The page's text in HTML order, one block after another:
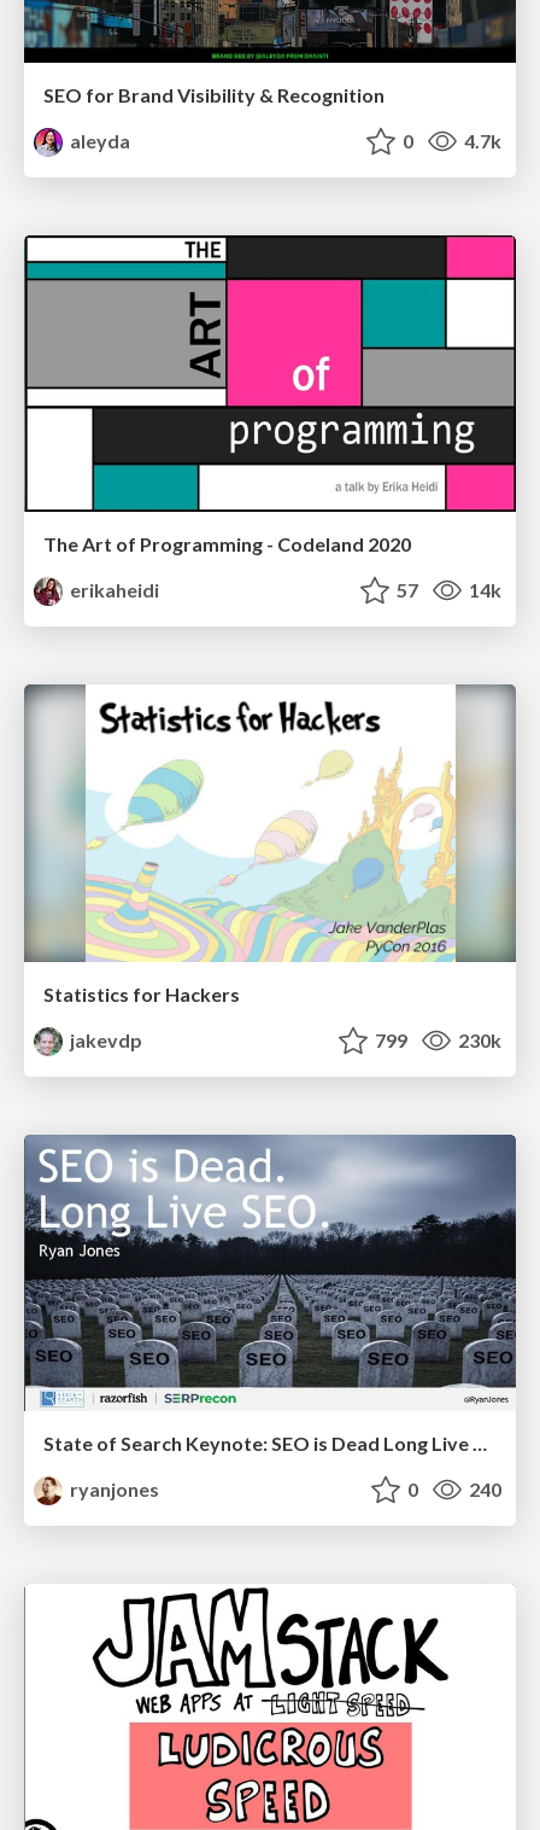
SEO for Brand Visibility & Recognition
aleyda
0 4.7k
The Art of Programming - Codeland 2020
erikaheidi
57 14k
Statistics for Hackers
jakevdp
799 230k
State of Search Keynote: SEO is Dead Long Live SEO
ryanjones
0 240